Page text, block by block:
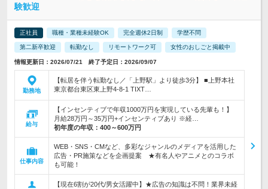
験歓迎
正社員 職種・業種未経験OK 完全週休2日制 学歴不問
第二新卒歓迎 転勤なし リモートワーク可 女性のおしごと掲載中
情報更新日：2026/07/21 終了予定日：2026/09/07
勤務地
【転居を伴う転勤なし／「上野駅」より徒歩3分】 ■上野本社
東京都台東区東上野4-8-1 TIXT…
給与
【インセンティブで年収1000万円を実現している先輩も！】
月給28万円～35万円+インセンティブあり ※経…
初年度の年収： 400～600万円
仕事内容
WEB・SNS・CMなど、多彩なジャンルのメディアを活用した
広告・PR施策などを企画提案 ★有名人やアニメとのコラボ
も可能！
【現在6割が20代/男女活躍中】★広告の知識は不問！業界未経